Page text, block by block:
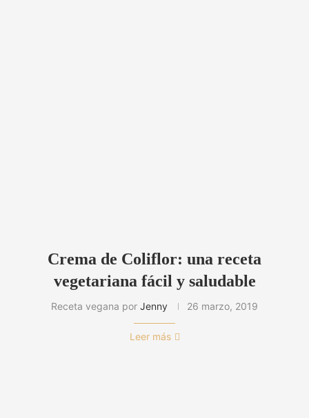
Crema de Coliflor: una receta
vegetariana fácil y saludable
Receta vegana por Jenny 26 marzo, 2019
Leer más